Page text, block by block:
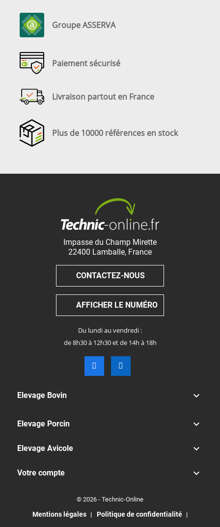
Groupe ASSERVA
Paiement sécurisé
Livraison partout en France
Plus de 10000 références en stock
Impasse du Champ Mirette
22400 Lamballe, France
CONTACTEZ-NOUS
AFFICHER LE NUMÉRO
Du lundi au vendredi :
de 8h30 à 12h30 et de 14h à 18h
Elevage Bovin 
Elevage Porcin 
Elevage Avicole 
Votre compte 
© 2026 - Technic-Online
Mentions légales Politique de confidentialité